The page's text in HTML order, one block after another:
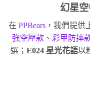
幻星
在 PPBears ，我們提供
強空壓款 、 彩甲防摔
選； E024 星光花語以